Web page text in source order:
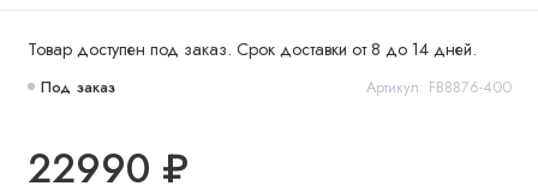
Товар доступен под заказ. Срок доставки от 8 до 14 дней.
Под заказ Артикул: FB8876-400
22990 ₽